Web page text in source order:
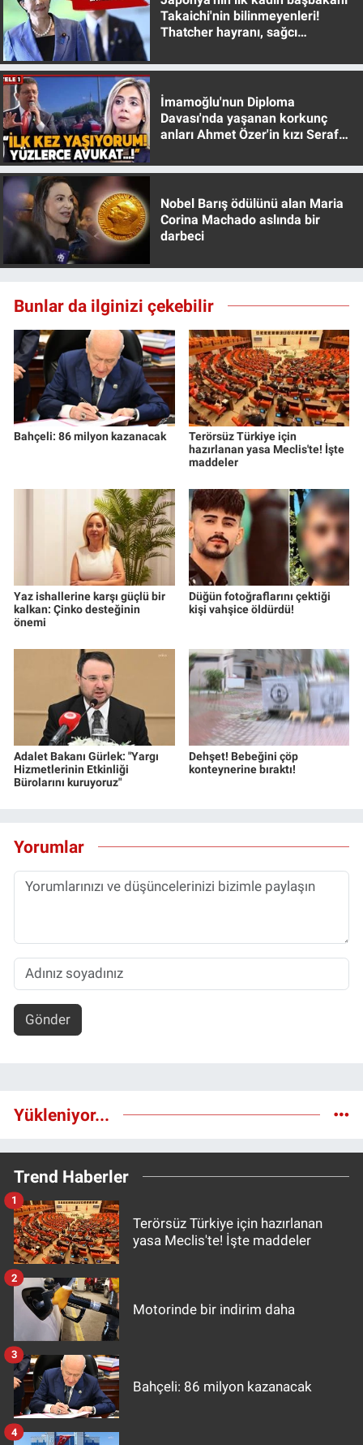
Takaichi'nin bilinmeyenleri!
Thatcher hayranı, sağcı
İmamoğlu'nun Diploma
Davası'nda yaşanan korkunç
anları Ahmet Özer'in kızı Seraf
Nobel Barış ödülünü alan Maria
Corina Machado aslında bir
darbeci
Bunlar da ilginizi çekebilir
Bahçeli: 86 milyon kazanacak
Terörsüz Türkiye için
hazırlanan yasa Meclis'te! İşte
maddeler
Yaz ishallerine karşı güçlü bir
kalkan: Çinko desteğinin
önemi
Düğün fotoğraflarını çektiği
kişi vahşice öldürdü!
Adalet Bakanı Gürlek: "Yargı
Hizmetlerinin Etkinliği
Bürolarını kuruyoruz"
Dehşet! Bebeğini çöp
konteynerine bıraktı!
Yorumlar
Gönder
Yükleniyor...
Trend Haberler
Terörsüz Türkiye için hazırlanan
yasa Meclis'te! İşte maddeler
1
Motorinde bir indirim daha
2
Bahçeli: 86 milyon kazanacak
3
4